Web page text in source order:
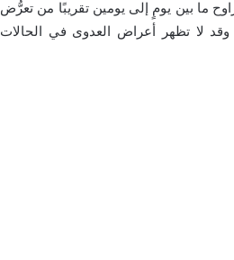
ما بين يومٍ إلى يومين تقريبًا من تعرُّض
وقد لا تظهر أعراض العدوى في الحالات